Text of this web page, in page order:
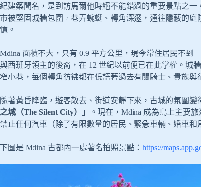
紀建築聞名，是到訪馬爾他時絕不能錯過的重要景點之
市被堅固城牆包圍，巷弄蜿蜒、轉角深邃，通往隱蔽的
憶。
Mdina 面積不大，只有 0.9 平方公里，現今常住居民不
與西班牙領主的後裔，在 12 世紀以前便已在此掌權。城
窄小巷，每個轉角彷彿都在低語著過去有關騎士、貴族與
隨著黃昏降臨，遊客散去、街道安靜下來，古城的氛圍
之城（The Silent City）」
。現在，Mdina 成為島上主要
禁止任何汽車（除了有限數量的居民、緊急車輛、婚車和
下圖是 Mdina 古都內一處著名拍照景點： https://